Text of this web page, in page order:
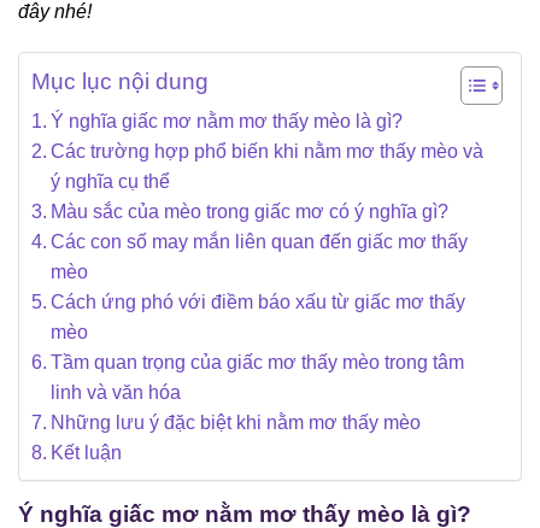
đây nhé!
Mục lục nội dung
Ý nghĩa giấc mơ nằm mơ thấy mèo là gì?
Các trường hợp phổ biến khi nằm mơ thấy mèo và
ý nghĩa cụ thể
Màu sắc của mèo trong giấc mơ có ý nghĩa gì?
Các con số may mắn liên quan đến giấc mơ thấy
mèo
Cách ứng phó với điềm báo xấu từ giấc mơ thấy
mèo
Tầm quan trọng của giấc mơ thấy mèo trong tâm
linh và văn hóa
Những lưu ý đặc biệt khi nằm mơ thấy mèo
Kết luận
Ý nghĩa giấc mơ nằm mơ thấy mèo là gì?